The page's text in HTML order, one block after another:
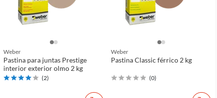
Weber
Pastina para juntas Prestige
interior exterior olmo 2 kg
(2)
Weber
Pastina Classic férrico 2 kg
(0)